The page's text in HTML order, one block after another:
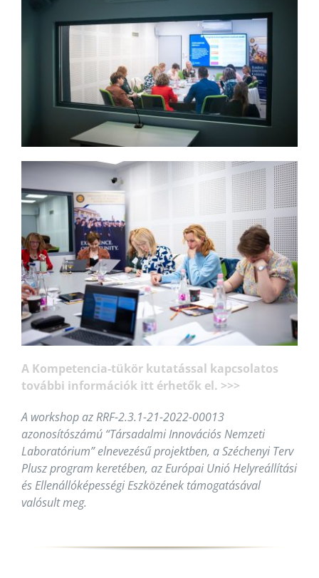
A Kompetencia-tükör kutatással kapcsolatos
további információk itt érhetők el. >>>
A workshop az RRF-2.3.1-21-2022-00013
azonosítószámú “Társadalmi Innovációs Nemzeti
Laboratórium” elnevezésű projektben, a Széchenyi Terv
Plusz program keretében, az Európai Unió Helyreállítási
és Ellenállóképességi Eszközének támogatásával
valósult meg.